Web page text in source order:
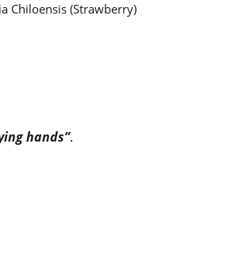
Chiloensis (Strawberry)
hands”.